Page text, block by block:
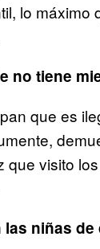
lo
no tiene
que es
que visito
niñas